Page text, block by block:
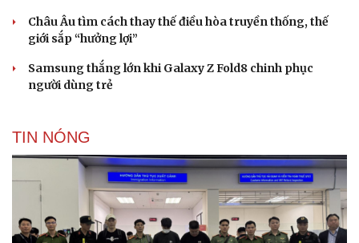
Châu Âu tìm cách thay thế điều hòa truyền thống, thế
giới sắp “hưởng lợi”
Samsung thắng lớn khi Galaxy Z Fold8 chinh phục
người dùng trẻ
TIN NÓNG